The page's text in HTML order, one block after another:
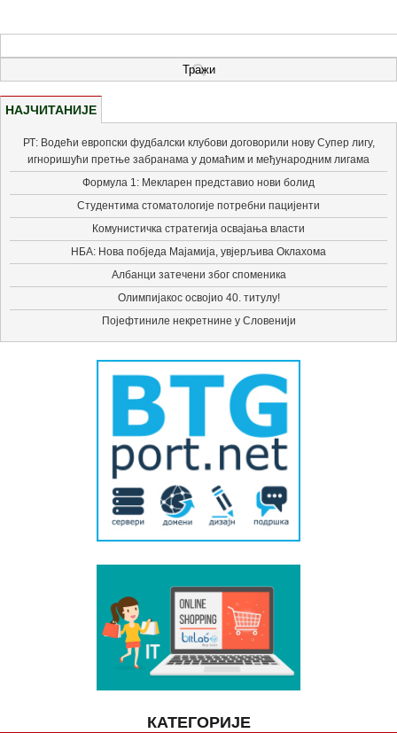
НАЈЧИТАНИЈЕ
РТ: Водећи европски фудбалски клубови договорили нову Супер лигу,
игноришући претње забранама у домаћим и међународним лигама
Формула 1: Мекларен представио нови болид
Студентима стоматологије потребни пацијенти
Комунистичка стратегија освајања власти
НБА: Нова побједа Мајамија, увјерљива Оклахома
Албанци затечени због споменика
Олимпијакос освојио 40. титулу!
Појефтиниле некретнине у Словенији
КАТЕГОРИЈЕ